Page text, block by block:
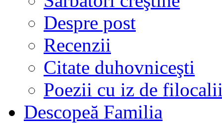
Despre post
Recenzii
Citate duhovniceşti
Poezii cu iz de
Descopeă Familia